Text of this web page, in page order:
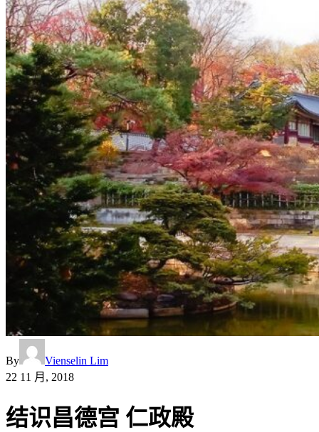
By
Vienselin Lim
22 11 月, 2018
结识昌德宫 仁政殿